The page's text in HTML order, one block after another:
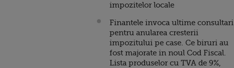
impozitelor locale
Finantele invoca ultime consultari
pentru anularea cresterii
impozitului pe case. Ce biruri au
fost majorate in noul Cod Fiscal.
Lista produselor cu TVA de 9%,